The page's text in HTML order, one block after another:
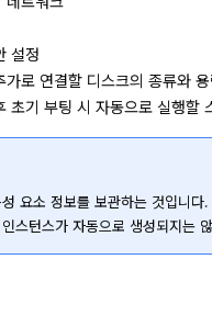
설정
가로 연결할 디스크의 종류와
초기 부팅 시 자동으로 실행할
요소 정보를 보관하는 것입니다.
스턴스가 자동으로 생성되지는